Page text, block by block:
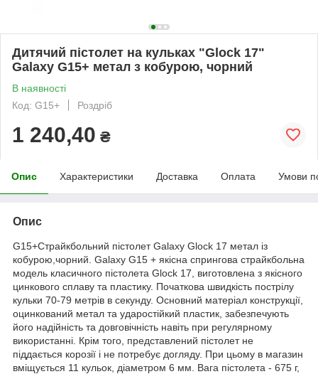
Дитячий пістолет на кульках "Glock 17"
Galaxy G15+ метал з кобурою, чорний
В наявності
Код: G15+
Роздріб
1 240,40 ₴
Опис Характеристики Доставка Оплата Умови
Опис
G15+Страйкбольний пістолет Galaxy Glock 17 метал із
кобурою,чорний. Galaxy G15 + якісна спрингова страйкбольна
модель класичного пістолета Glock 17, виготовлена з якісного
цинкового сплаву та пластику. Початкова швидкість пострілу
кульки 70-79 метрів в секунду. Основний матеріал конструкції,
оцинкований метал та ударостійкий пластик, забезпечують
його надійність та довговічність навіть при регулярному
використанні. Крім того, представлений пістолет не
піддається корозії і не потребує догляду. При цьому в магазин
вміщується 11 кульок, діаметром 6 мм. Вага пістолета - 675 г,